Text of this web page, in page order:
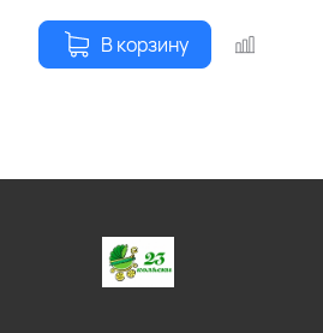
В корзину